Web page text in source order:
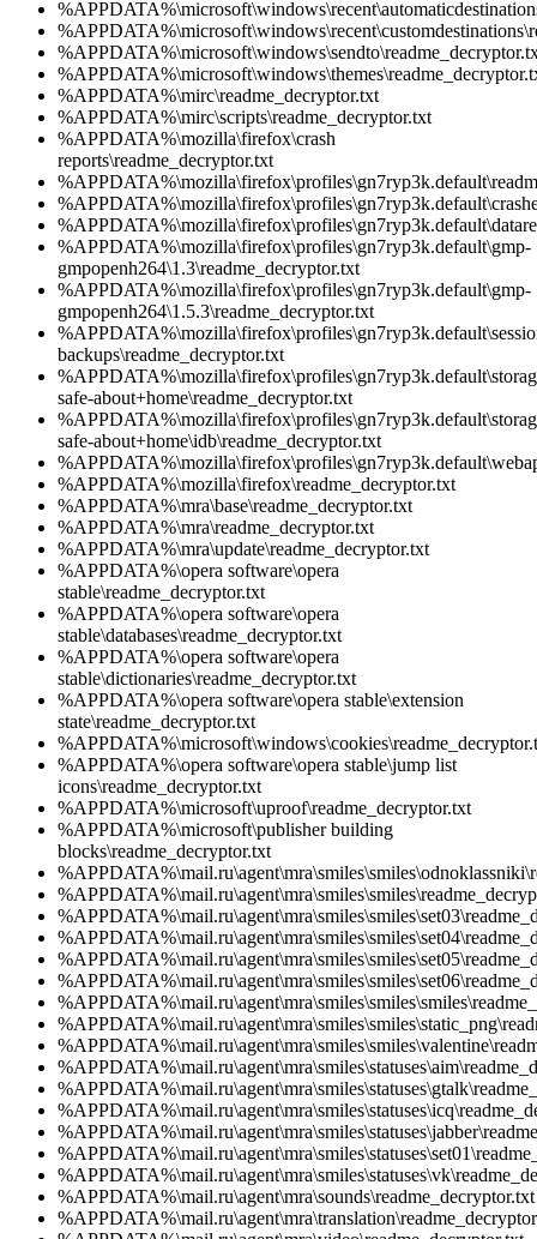
%APPDATA%\mirc\readme_decryptor.txt
%APPDATA%\mirc\scripts\readme_decryptor.txt
%APPDATA%\mozilla\firefox\crash
reports\readme_decryptor.txt
%APPDATA%\mozilla\firefox\profiles\gn7ryp3k.default\gmp-
gmpopenh264\1.3\readme_decryptor.txt
%APPDATA%\mozilla\firefox\profiles\gn7ryp3k.default\gmp-
gmpopenh264\1.5.3\readme_decryptor.txt
backups\readme_decryptor.txt
safe-about+home\readme_decryptor.txt
safe-about+home\idb\readme_decryptor.txt
%APPDATA%\mozilla\firefox\readme_decryptor.txt
%APPDATA%\mra\base\readme_decryptor.txt
%APPDATA%\mra\readme_decryptor.txt
%APPDATA%\mra\update\readme_decryptor.txt
%APPDATA%\opera software\opera
stable\readme_decryptor.txt
%APPDATA%\opera software\opera
stable\databases\readme_decryptor.txt
%APPDATA%\opera software\opera
stable\dictionaries\readme_decryptor.txt
%APPDATA%\opera software\opera stable\extension
state\readme_decryptor.txt
%APPDATA%\opera software\opera stable\jump list
icons\readme_decryptor.txt
%APPDATA%\microsoft\uproof\readme_decryptor.txt
%APPDATA%\microsoft\publisher building
blocks\readme_decryptor.txt
%APPDATA%\mail.ru\agent\mra\sounds\readme_decryptor.txt